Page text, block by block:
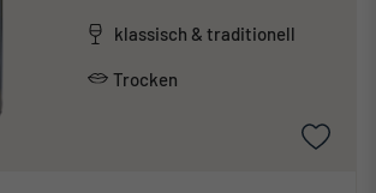
klassisch & traditionell
Trocken